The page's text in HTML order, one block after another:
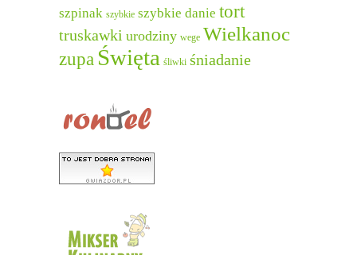
szpinak szybkie szybkie danie tort
truskawki urodziny wege Wielkanoc
zupa Święta śliwki śniadanie